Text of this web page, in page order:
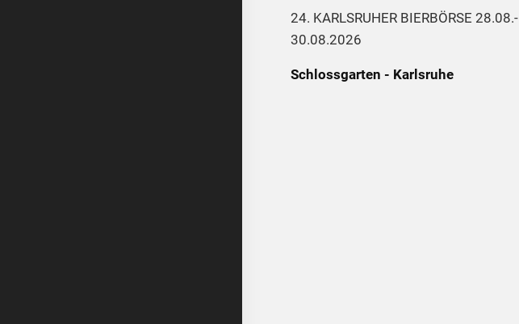
24. KARLSRUHER BIERBÖRSE 28.08.-
30.08.2026
Schlossgarten - Karlsruhe